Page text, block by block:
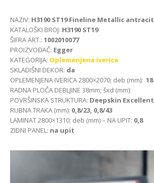
NAZIV: H3190 ST19 Fineline Metallic antracit
KATALOŠKI BROJ: H3190 ST19
ŠIFRA ART.: 1002010077
PROIZVOĐAČ: Egger
KATEGORIJA: Oplemenjena iverica
SKLADIŠNI DEKOR: da
OPLEMENJENA IVERICA 2800×2070; deb (mm): 18
RADNA PLOČA DEBLJINE 38mm; šxd (mm):
POVRŠINSKA STRUKTURA: Deepskin Excellent
RUBNA TRAKA (mm): 0,8/23, 0,8/43
LAMINAT 2800×1310; deb (mm) – NA UPIT: 0,8
ZIDNI PANEL: na upit